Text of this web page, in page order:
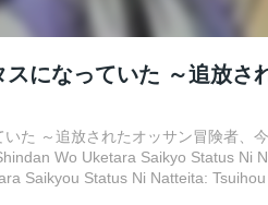
になっていた ～追放さ
た ～追放されたオッサン冒険者、
Wo Uketara Saikyo Status Ni
Saikyou Status Ni Natteita: